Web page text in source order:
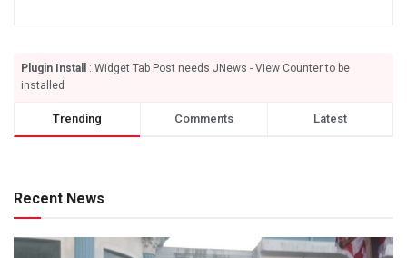
Plugin Install
: Widget Tab Post needs JNews - View Counter to be
installed
Trending Comments Latest
Recent News